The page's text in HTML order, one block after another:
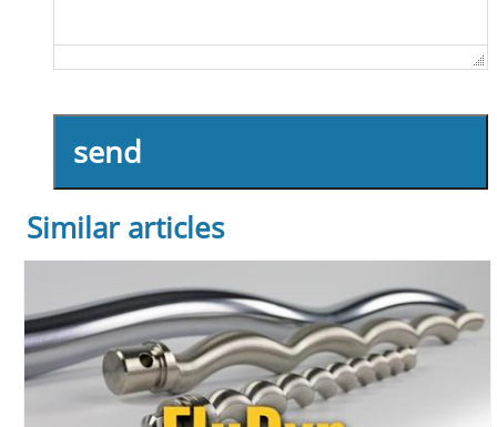
send
Similar articles